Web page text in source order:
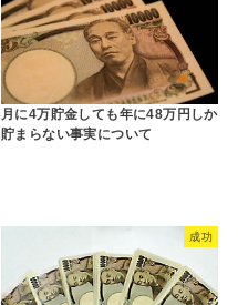
月に4万貯金しても年に48万円しか
貯まらない事実について
成功